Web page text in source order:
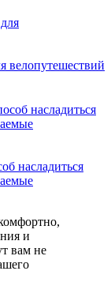
велопутешествий
насладиться
и
вам не